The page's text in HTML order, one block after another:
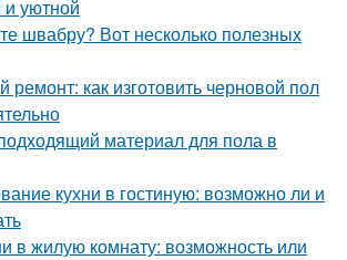
уютной
швабру? Вот несколько полезных
ремонт: как изготовить черновой пол
материал для пола в
кухни в гостиную: возможно ли и
в жилую комнату: возможность или